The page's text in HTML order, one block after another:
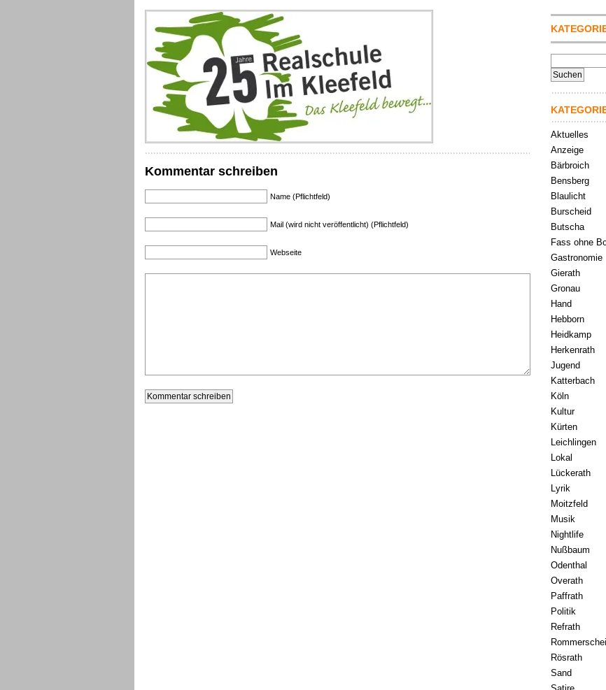
Kommentar schreiben
Name (Pflichtfeld)
Mail (wird nicht veröffentlicht) (Pflichtfeld)
Webseite
nach:
Aktuelles
Anzeige
Bärbroich
Bensberg
Blaulicht
Burscheid
Butscha
Fass ohne
Gastronomie
Gierath
Gronau
Hand
Hebborn
Heidkamp
Herkenrath
Jugend
Katterbach
Köln
Kultur
Kürten
Leichlingen
Lokal
Lückerath
Lyrik
Moitzfeld
Musik
Nightlife
Nußbaum
Odenthal
Overath
Paffrath
Politik
Refrath
Rösrath
Sand